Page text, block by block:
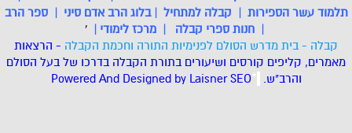
תלמוד עשר הספירות | קבלה למתחיל |בלוג הרב אדם סיני |ספר הרב
| חנות ספרי קבלה | מרכז לימודי |
'
קבלה - בית מדרש הסולם לפנימיות התורה וחכמת הקבלה - הרצאות
מאמרים, קליפים קורסים ושיעורים בתורת הקבלה בדרכו של בעל הסולם
והרב"ש. *
Powered And Designed by LaisnerSEO